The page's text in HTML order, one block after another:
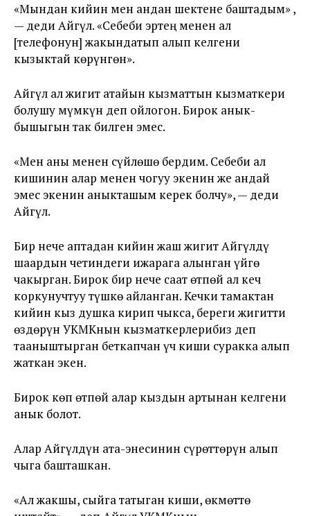
«Мындан кийин мен андан шектене баштадым» ,
— деди Айгүл. «Себеби эртең менен ал
[телефонун] жакындатып алып келгени
кызыктай көрүнгөн».
Айгүл ал жигит атайын кызматтын кызматкери
болушу мүмкүн деп ойлогон. Бирок анык-
бышыгын так билген эмес.
«Мен аны менен сүйлөшө бердим. Себеби ал
кишинин алар менен чогуу экенин же андай
эмес экенин аныкташым керек болчу», — деди
Айгүл.
Бир нече аптадан кийин жаш жигит Айгүлдү
шаардын четиндеги ижарага алынган үйгө
чакырган. Бирок бир нече саат өтпөй ал кеч
коркунучтуу түшкө айланган. Кечки тамактан
кийин кыз душка кирип чыкса, береги жигитти
өздөрүн УКМКнын кызматкерлерибиз деп
тааныштырган беткапчан үч киши суракка алып
жаткан экен.
Бирок көп өтпөй алар кыздын артынан келгени
анык болот.
Алар Айгүлдүн ата-энесинин сүрөттөрүн алып
чыга башташкан.
«Ал жакшы, сыйга татыган киши, өкмөттө